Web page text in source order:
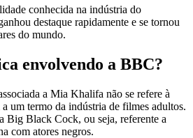
conhecida na indústria do
destaque rapidamente e se tornou
do mundo.
envolvendo a BBC?
a Mia Khalifa não se refere à
um termo da indústria de filmes adultos.
Big Black Cock, ou seja, referente a
com atores negros.